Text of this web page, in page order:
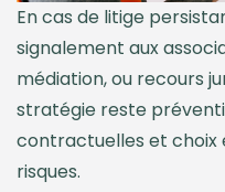
En cas de litige
signalement aux
médiation, ou recours
stratégie reste
contractuelles et
risques.